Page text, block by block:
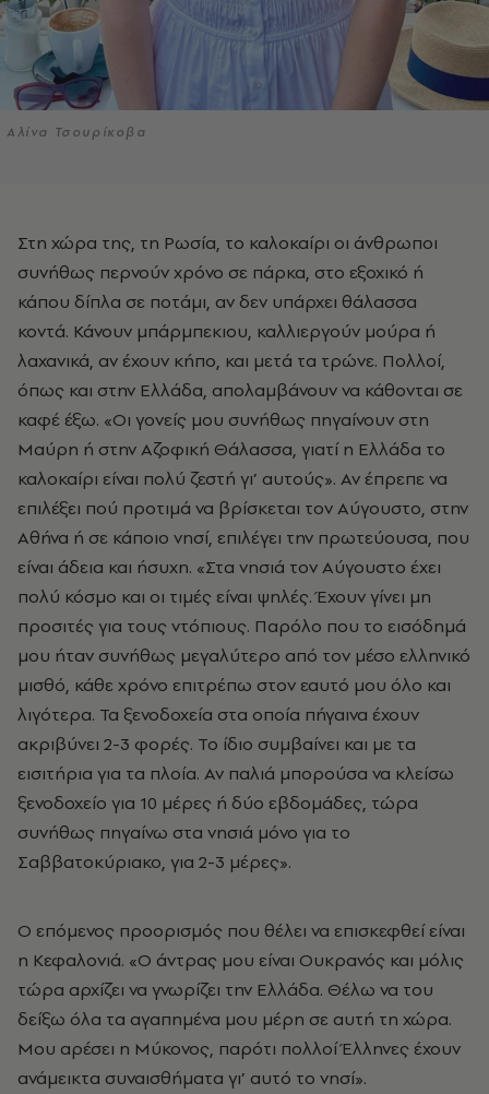
Αλίνα Τσουρίκοβα
Στη χώρα της, τη Ρωσία, το καλοκαίρι οι άνθρωποι
συνήθως περνούν χρόνο σε πάρκα, στο εξοχικό ή
κάπου δίπλα σε ποτάμι, αν δεν υπάρχει θάλασσα
κοντά. Κάνουν μπάρμπεκιου, καλλιεργούν μούρα ή
λαχανικά, αν έχουν κήπο, και μετά τα τρώνε. Πολλοί,
όπως και στην Ελλάδα, απολαμβάνουν να κάθονται σε
καφέ έξω. «Οι γονείς μου συνήθως πηγαίνουν στη
Μαύρη ή στην Αζοφική Θάλασσα, γιατί η Ελλάδα το
καλοκαίρι είναι πολύ ζεστή γι’ αυτούς». Αν έπρεπε να
επιλέξει πού προτιμά να βρίσκεται τον Αύγουστο, στην
Αθήνα ή σε κάποιο νησί, επιλέγει την πρωτεύουσα, που
είναι άδεια και ήσυχη. «Στα νησιά τον Αύγουστο έχει
πολύ κόσμο και οι τιμές είναι ψηλές. Έχουν γίνει μη
προσιτές για τους ντόπιους. Παρόλο που το εισόδημά
μου ήταν συνήθως μεγαλύτερο από τον μέσο ελληνικό
μισθό, κάθε χρόνο επιτρέπω στον εαυτό μου όλο και
λιγότερα. Τα ξενοδοχεία στα οποία πήγαινα έχουν
ακριβύνει 2-3 φορές. Το ίδιο συμβαίνει και με τα
εισιτήρια για τα πλοία. Αν παλιά μπορούσα να κλείσω
ξενοδοχείο για 10 μέρες ή δύο εβδομάδες, τώρα
συνήθως πηγαίνω στα νησιά μόνο για το
Σαββατοκύριακο, για 2-3 μέρες».
Ο επόμενος προορισμός που θέλει να επισκεφθεί είναι
η Κεφαλονιά. «Ο άντρας μου είναι Ουκρανός και μόλις
τώρα αρχίζει να γνωρίζει την Ελλάδα. Θέλω να του
δείξω όλα τα αγαπημένα μου μέρη σε αυτή τη χώρα.
Μου αρέσει η Μύκονος, παρότι πολλοί Έλληνες έχουν
ανάμεικτα συναισθήματα γι’ αυτό το νησί».